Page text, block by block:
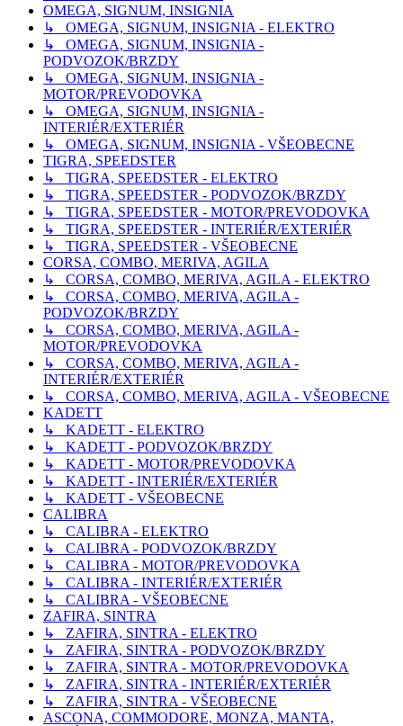
OMEGA, SIGNUM, INSIGNIA
↳ OMEGA, SIGNUM, INSIGNIA - ELEKTRO
↳ OMEGA, SIGNUM, INSIGNIA -
PODVOZOK/BRZDY
↳ OMEGA, SIGNUM, INSIGNIA -
MOTOR/PREVODOVKA
↳ OMEGA, SIGNUM, INSIGNIA -
INTERIÉR/EXTERIÉR
↳ OMEGA, SIGNUM, INSIGNIA - VŠEOBECNE
TIGRA, SPEEDSTER
↳ TIGRA, SPEEDSTER - ELEKTRO
↳ TIGRA, SPEEDSTER - PODVOZOK/BRZDY
↳ TIGRA, SPEEDSTER - MOTOR/PREVODOVKA
↳ TIGRA, SPEEDSTER - INTERIÉR/EXTERIÉR
↳ TIGRA, SPEEDSTER - VŠEOBECNE
CORSA, COMBO, MERIVA, AGILA
↳ CORSA, COMBO, MERIVA, AGILA - ELEKTRO
↳ CORSA, COMBO, MERIVA, AGILA -
PODVOZOK/BRZDY
↳ CORSA, COMBO, MERIVA, AGILA -
MOTOR/PREVODOVKA
↳ CORSA, COMBO, MERIVA, AGILA -
INTERIÉR/EXTERIÉR
↳ CORSA, COMBO, MERIVA, AGILA - VŠEOBECNE
KADETT
↳ KADETT - ELEKTRO
↳ KADETT - PODVOZOK/BRZDY
↳ KADETT - MOTOR/PREVODOVKA
↳ KADETT - INTERIÉR/EXTERIÉR
↳ KADETT - VŠEOBECNE
CALIBRA
↳ CALIBRA - ELEKTRO
↳ CALIBRA - PODVOZOK/BRZDY
↳ CALIBRA - MOTOR/PREVODOVKA
↳ CALIBRA - INTERIÉR/EXTERIÉR
↳ CALIBRA - VŠEOBECNE
ZAFIRA, SINTRA
↳ ZAFIRA, SINTRA - ELEKTRO
↳ ZAFIRA, SINTRA - PODVOZOK/BRZDY
↳ ZAFIRA, SINTRA - MOTOR/PREVODOVKA
↳ ZAFIRA, SINTRA - INTERIÉR/EXTERIÉR
↳ ZAFIRA, SINTRA - VŠEOBECNE
ASCONA, COMMODORE, MONZA, MANTA,